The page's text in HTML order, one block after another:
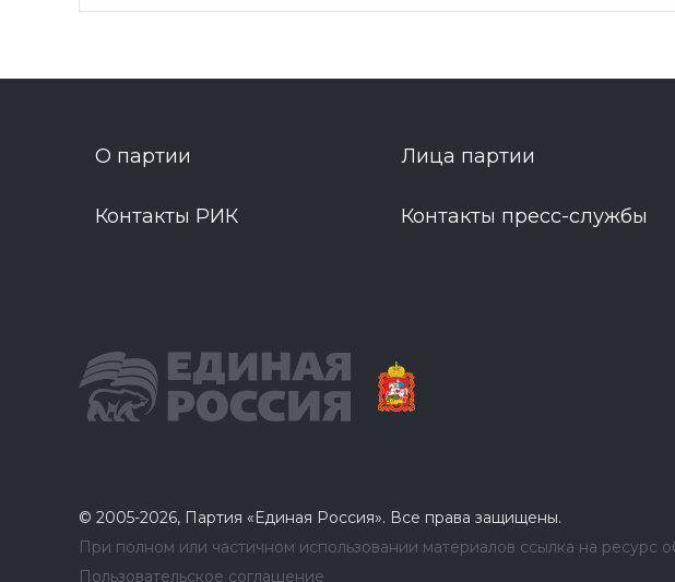
О партии Лица партии
Контакты РИК Контакты пресс-службы
© 2005-2026, Партия «Единая Россия». Все права защищены.
При полном или частичном использовании материалов ссылка на ресурс
Пользовательское соглашение